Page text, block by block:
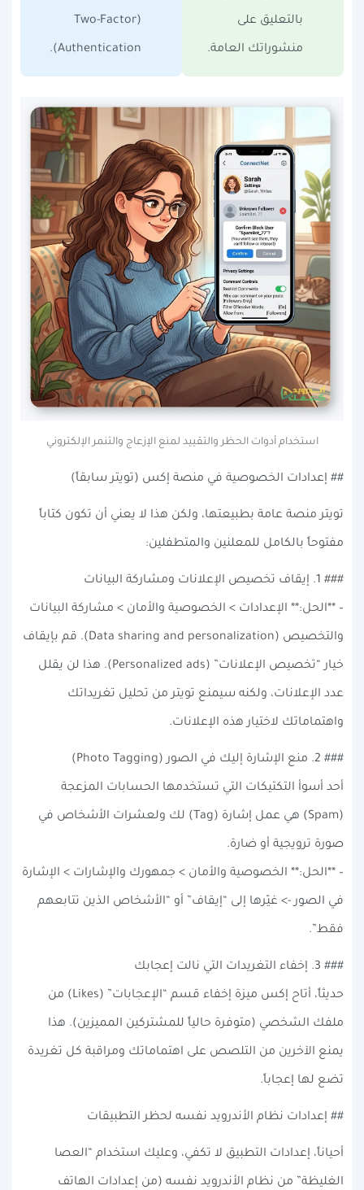
بالتعليق على
منشوراتك العامة.
(Two-Factor
Authentication).
استخدام أدوات الحظر والتقييد لمنع الإزعاج والتنمر الإلكتروني
## إعدادات الخصوصية في منصة إكس (تويتر سابقاً)
تويتر منصة عامة بطبيعتها، ولكن هذا لا يعني أن تكون كتاباً
مفتوحاً بالكامل للمعلنين والمتطفلين:
### 1. إيقاف تخصيص الإعلانات ومشاركة البيانات
– **الحل:** الإعدادات > الخصوصية والأمان > مشاركة البيانات
والتخصيص (Data sharing and personalization). قم بإيقاف
خيار “تخصيص الإعلانات” (Personalized ads). هذا لن يقلل
عدد الإعلانات، ولكنه سيمنع تويتر من تحليل تغريداتك
واهتماماتك لاختيار هذه الإعلانات.
### 2. منع الإشارة إليك في الصور (Photo Tagging)
أحد أسوأ التكتيكات التي تستخدمها الحسابات المزعجة
(Spam) هي عمل إشارة (Tag) لك ولعشرات الأشخاص في
صورة ترويجية أو ضارة.
– **الحل:** الخصوصية والأمان > جمهورك والإشارات > الإشارة
في الصور -> غيّرها إلى “إيقاف” أو “الأشخاص الذين تتابعهم
فقط”.
### 3. إخفاء التغريدات التي نالت إعجابك
حديثاً، أتاح إكس ميزة إخفاء قسم “الإعجابات” (Likes) من
ملفك الشخصي (متوفرة حالياً للمشتركين المميزين). هذا
يمنع الآخرين من التلصص على اهتماماتك ومراقبة كل تغريدة
تضع لها إعجاباً.
## إعدادات نظام الأندرويد نفسه لحظر التطبيقات
أحياناً، إعدادات التطبيق لا تكفي، وعليك استخدام “العصا
الغليظة” من نظام الأندرويد نفسه (من إعدادات الهاتف